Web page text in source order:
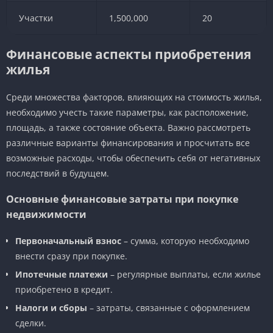
Участки 1,500,000 20
Финансовые аспекты приобретения
жилья
Среди множества факторов, влияющих на стоимость жилья,
необходимо учесть такие параметры, как расположение,
площадь, а также состояние объекта. Важно рассмотреть
различные варианты финансирования и просчитать все
возможные расходы, чтобы обеспечить себя от негативных
последствий в будущем.
Основные финансовые затраты при покупке
недвижимости
Первоначальный взнос – сумма, которую необходимо
внести сразу при покупке.
Ипотечные платежи – регулярные выплаты, если жилье
приобретено в кредит.
Налоги и сборы – затраты, связанные с оформлением
сделки.